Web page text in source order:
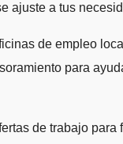
ajuste a tus
de empleo
para
de trabajo